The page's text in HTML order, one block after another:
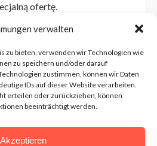
verwalten
zu bieten, verwenden wir Technologien wie
zu speichern und/oder darauf
zustimmen, können wir Daten
IDs auf dieser Website verarbeiten.
erteilen oder zurückziehen, können
beeinträchtigt werden.
Akzeptieren
ofertę.
GŁÓWNA